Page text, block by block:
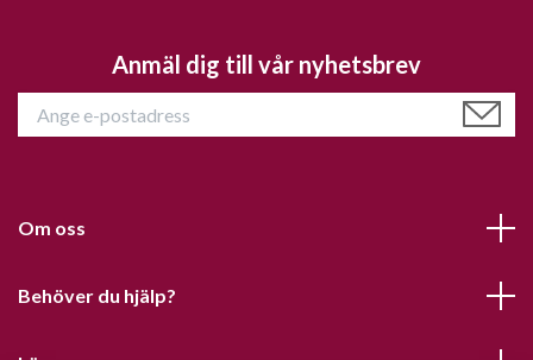
Anmäl dig till vår nyhetsbrev
Om oss
Behöver du hjälp?